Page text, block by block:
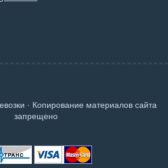
· Копирование материалов сайта
запрещено